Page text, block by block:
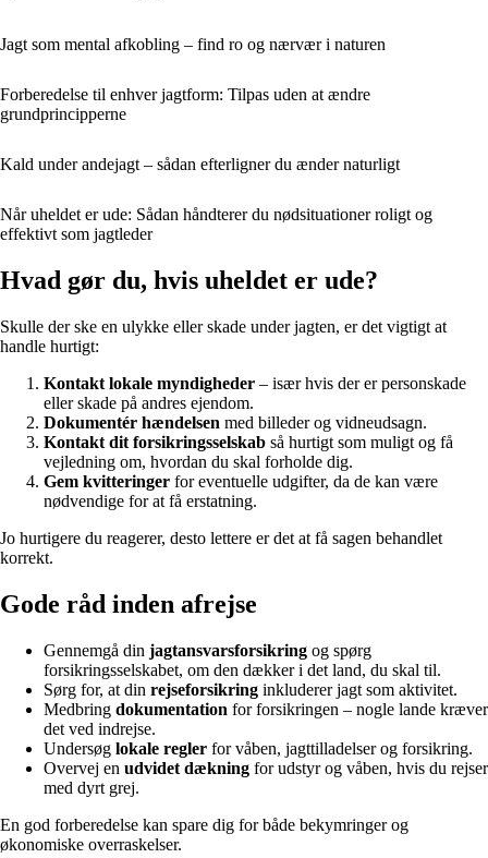
Jagt som mental afkobling – find ro og nærvær i naturen
Forberedelse til enhver jagtform: Tilpas uden at ændre
grundprincipperne
Kald under andejagt – sådan efterligner du ænder naturligt
Når uheldet er ude: Sådan håndterer du nødsituationer roligt og
effektivt som jagtleder
Hvad gør du, hvis uheldet er ude?
Skulle der ske en ulykke eller skade under jagten, er det vigtigt at
handle hurtigt:
Kontakt lokale myndigheder – især hvis der er personskade
eller skade på andres ejendom.
Dokumentér hændelsen med billeder og vidneudsagn.
Kontakt dit forsikringsselskab så hurtigt som muligt og få
vejledning om, hvordan du skal forholde dig.
Gem kvitteringer for eventuelle udgifter, da de kan være
nødvendige for at få erstatning.
Jo hurtigere du reagerer, desto lettere er det at få sagen behandlet
korrekt.
Gode råd inden afrejse
Gennemgå din jagtansvarsforsikring og spørg
forsikringsselskabet, om den dækker i det land, du skal til.
Sørg for, at din rejseforsikring inkluderer jagt som aktivitet.
Medbring dokumentation for forsikringen – nogle lande kræver
det ved indrejse.
Undersøg lokale regler for våben, jagttilladelser og forsikring.
Overvej en udvidet dækning for udstyr og våben, hvis du rejser
med dyrt grej.
En god forberedelse kan spare dig for både bekymringer og
økonomiske overraskelser.